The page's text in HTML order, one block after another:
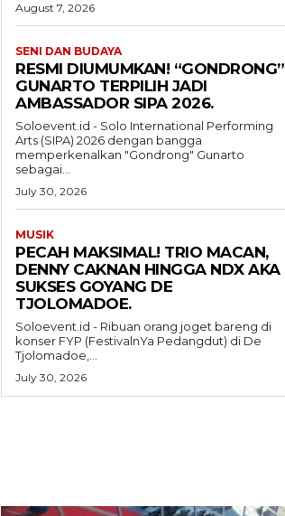
August 7, 2026
SENI DAN BUDAYA
RESMI DIUMUMKAN! “GONDRONG”
GUNARTO TERPILIH JADI
AMBASSADOR SIPA 2026.
Soloevent.id - Solo International Performing
Arts (SIPA) 2026 dengan bangga
memperkenalkan "Gondrong" Gunarto
sebagai...
July 30, 2026
MUSIK
PECAH MAKSIMAL! TRIO MACAN,
DENNY CAKNAN HINGGA NDX AKA
SUKSES GOYANG DE
TJOLOMADOE.
Soloevent.id - Ribuan orang joget bareng di
konser FYP (FestivalnYa Pedangdut) di De
Tjolomadoe,...
July 30, 2026